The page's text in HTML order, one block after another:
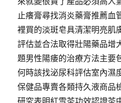
止癢膏尋找消炎藥膏推薦血
裡買的淡斑皂具清潔明亮肌
評估並合法取得壯陽藥品增
題男性陽痿的治療方法主要
何時該找泌尿科評估室內濕
保健品專賣各類持久液商品
研究表明紅雪茶功效認證茶